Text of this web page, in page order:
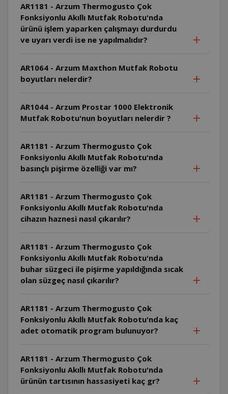
AR1181 - Arzum Thermogusto Çok
Fonksiyonlu Akıllı Mutfak Robotu'nda
ürünü işlem yaparken çalışmayı durdurdu
ve uyarı verdi ise ne yapılmalıdır?
AR1064 - Arzum Maxthon Mutfak Robotu
boyutları nelerdir?
AR1044 - Arzum Prostar 1000 Elektronik
Mutfak Robotu'nun boyutları nelerdir ?
AR1181 - Arzum Thermogusto Çok
Fonksiyonlu Akıllı Mutfak Robotu'nda
basınçlı pişirme özelliği var mı?
AR1181 - Arzum Thermogusto Çok
Fonksiyonlu Akıllı Mutfak Robotu'nda
cihazın haznesi nasıl çıkarılır?
AR1181 - Arzum Thermogusto Çok
Fonksiyonlu Akıllı Mutfak Robotu'nda
buhar süzgeci ile pişirme yapıldığında sıcak
olan süzgeç nasıl çıkarılır?
AR1181 - Arzum Thermogusto Çok
Fonksiyonlu Akıllı Mutfak Robotu'nda kaç
adet otomatik program bulunuyor?
AR1181 - Arzum Thermogusto Çok
Fonksiyonlu Akıllı Mutfak Robotu'nda
ürünün tartısının hassasiyeti kaç gr?